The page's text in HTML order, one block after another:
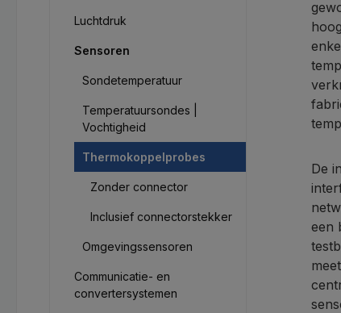
Luchtdruk
Sensoren
Sondetemperatuur
Temperatuursondes |
Vochtigheid
Thermokoppelprobes
Zonder connector
Inclusief connectorstekker
Omgevingssensoren
Communicatie- en
convertersystemen
De
een